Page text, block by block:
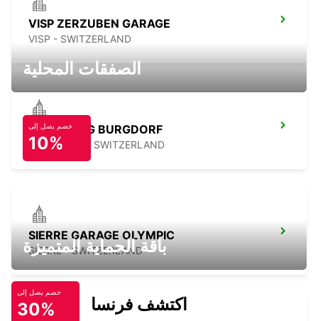
VISP ZERZUBEN GARAGE
VISP - SWITZERLAND
KIRCHBERG BURGDORF
KIRCHBERG - SWITZERLAND
SIERRE GARAGE OLYMPIC
SIERRE - SWITZERLAND
الصفقات المحلية
خصم يصل إلى
10%
باقة الحماية المتميزة
خصم يصل إلى
30% اكتشف فرنسا